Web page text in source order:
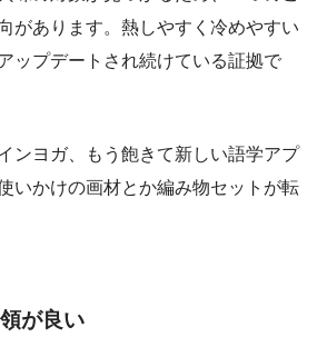
があります。熱しやすく冷めやすい
ップデートされ続けている証拠で
ンヨガ、もう飽きて新しい語学アプ
いかけの画材とか編み物セットが転
が良い